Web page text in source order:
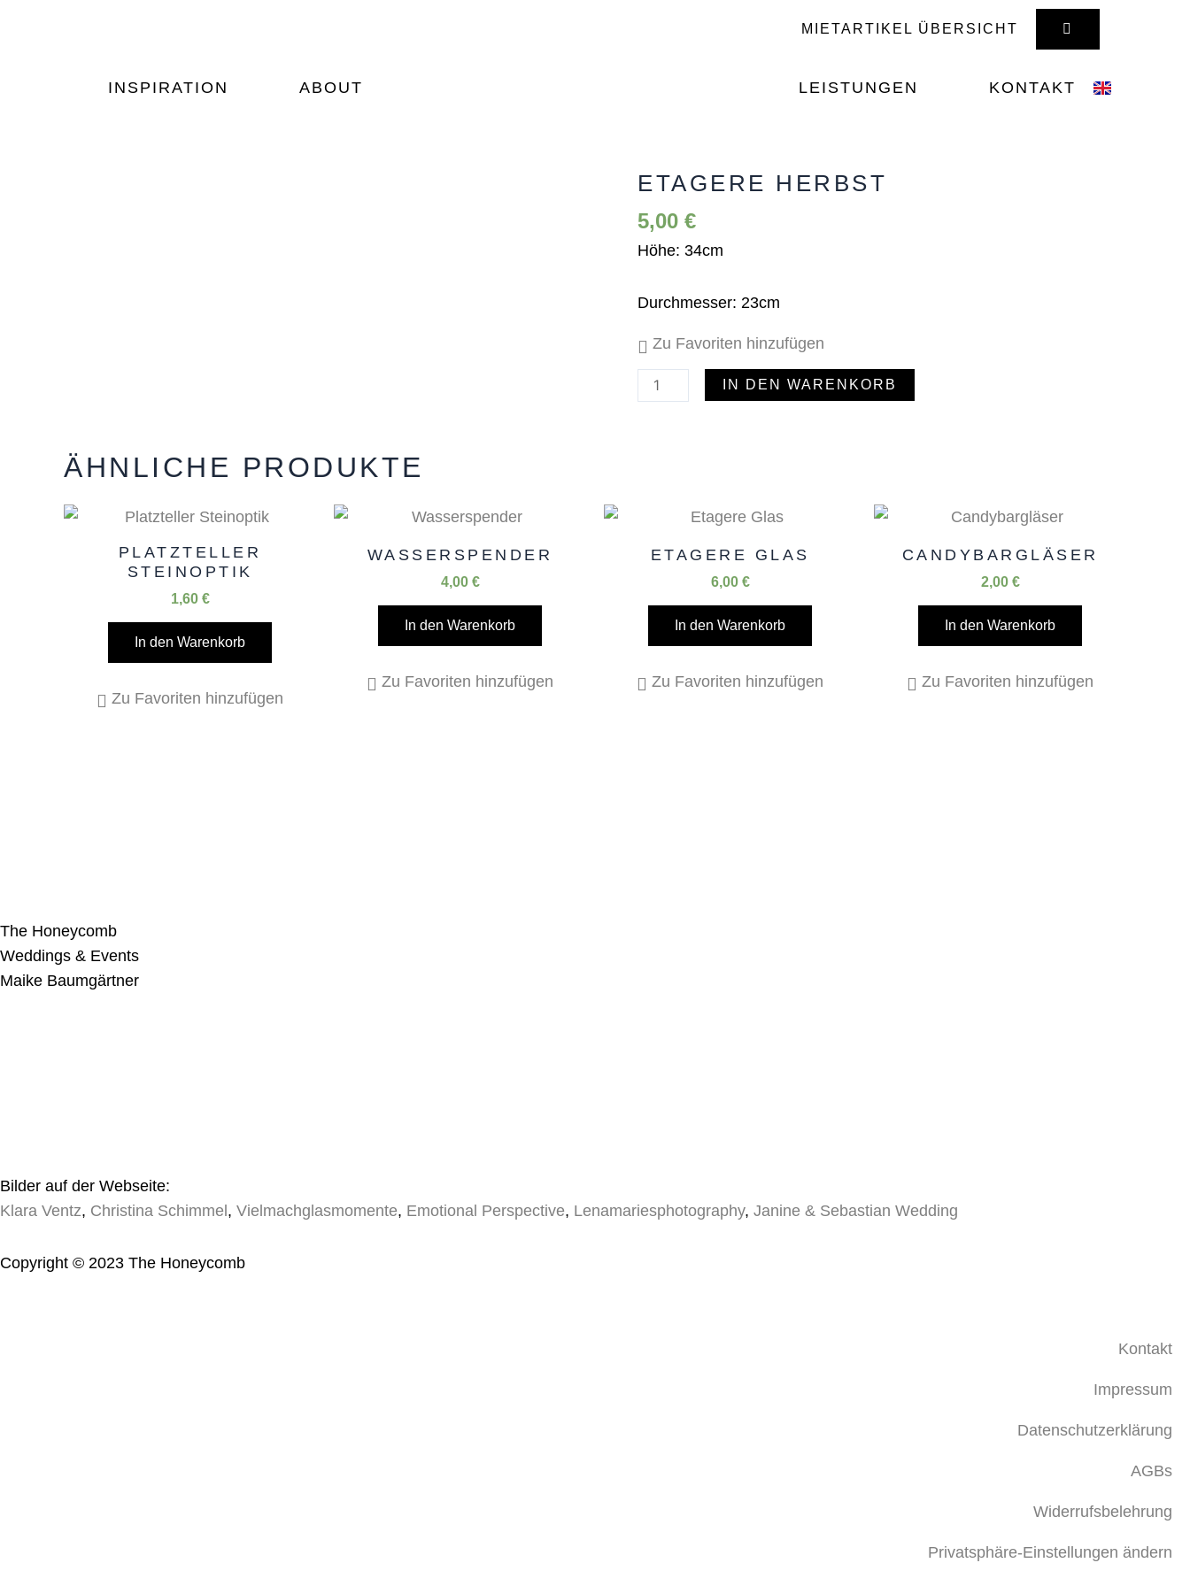
MIETARTIKEL ÜBERSICHT WARENKORB
INSPIRATION ABOUT LEISTUNGEN KONTAKT
ETAGERE HERBST
5,00 €
Höhe: 34cm
Durchmesser: 23cm
Zu Favoriten hinzufügen
Etagere
Menge
IN DEN WARENKORB
ÄHNLICHE PRODUKTE
PLATZTELLER
STEINOPTIK
1,60 €
In den Warenkorb
Zu Favoriten hinzufügen
WASSERSPENDER
4,00 €
In den Warenkorb
Zu Favoriten hinzufügen
ETAGERE GLAS
6,00 €
In den Warenkorb
Zu Favoriten hinzufügen
CANDYBARGLÄSER
2,00 €
In den Warenkorb
Zu Favoriten hinzufügen
The Honeycomb
Weddings & Events
Maike Baumgärtner
Bilder auf der Webseite:
Klara Ventz, Christina Schimmel, Vielmachglasmomente, Emotional Perspective, Lenamariesphotography, Janine & Sebastian Wedding
Copyright © 2023 The Honeycomb
Kontakt
Impressum
Datenschutzerklärung
AGBs
Widerrufsbelehrung
Privatsphäre-Einstellungen ändern